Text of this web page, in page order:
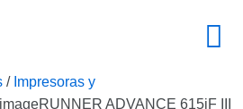
/ Impresoras y
ADVANCE 615iF III